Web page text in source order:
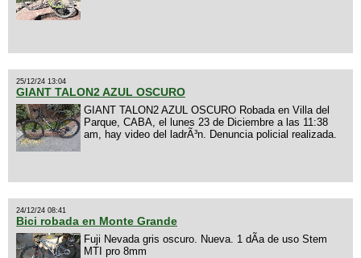
25/12/24 13:04
GIANT TALON2 AZUL OSCURO
GIANT TALON2 AZUL OSCURO Robada en Villa del
Parque, CABA, el lunes 23 de Diciembre a las 11:38
am, hay video del ladrÃ³n. Denuncia policial realizada.
24/12/24 08:41
Bici robada en Monte Grande
Fuji Nevada gris oscuro. Nueva. 1 dÃ­a de uso Stem
MTI pro 8mm